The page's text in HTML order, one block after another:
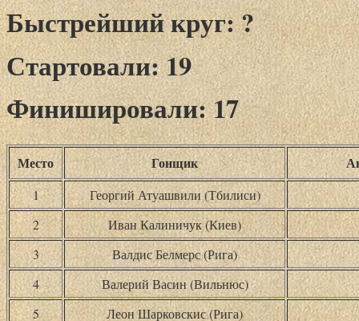
Быстрейший круг: ?
Стартовали: 19
Финишировали: 17
Место Гонщик
1
Георгий Атуашвили (Тбилиси)
2
Иван Калиничук (Киев)
3
Валдис Белмерс (Рига)
4
Валерий Васин (Вильнюс)
5
Леон Шарковскис (Рига)